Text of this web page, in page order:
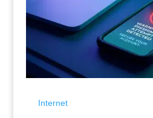
Internet